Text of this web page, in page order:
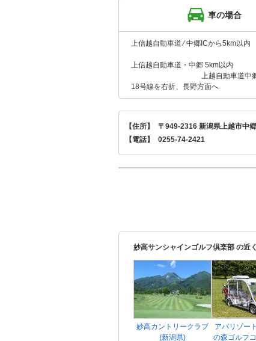
車の場合
上信越自動車道 ⁄ 中郷ICから5km以内
上信越自動車道・中郷 5km以内
上越自動車道中郷I.C
18号線を右折、長野方面へ
【住所】
〒949-2316 新潟県上越市中
【電話】
0255-74-2421
妙高サンシャインゴルフ倶楽部 の近
妙高カントリークラブ
(新潟県)
アパリゾー
の森ゴルフ